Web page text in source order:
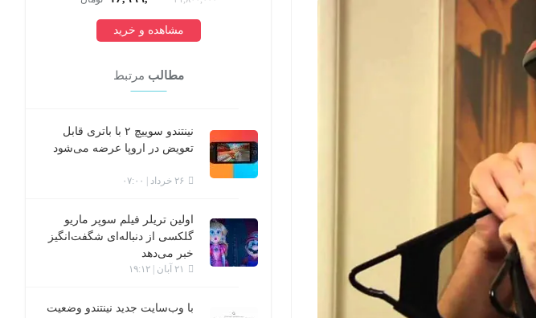
مشاهده و خرید
مطالب مرتبط
نینتندو سوییچ ۲ با باتری قابل
تعویض در اروپا عرضه می‌شود
۲۶ خرداد | ۰۷:۰۰
اولین تریلر فیلم سوپر ماریو
گلکسی از دنباله‌ای شگفت‌انگیز
خبر می‌دهد
۲۱ آبان | ۱۹:۱۲
با وب‌سایت جدید نینتندو وضعیت